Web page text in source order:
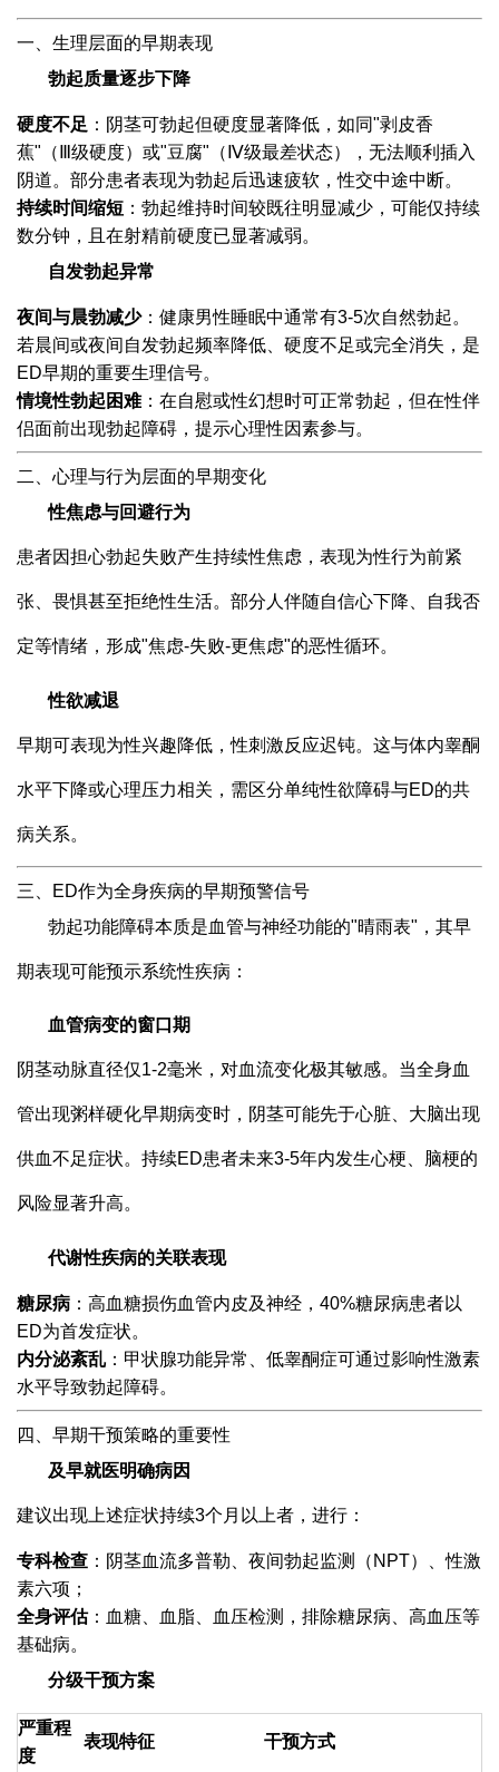
一、生理层面的早期表现
勃起质量逐步下降
硬度不足 ：阴茎可勃起但硬度显著降低，如同"剥皮香
蕉"（Ⅲ级硬度）或"豆腐"（Ⅳ级最差状态），无法顺利插入
阴道。部分患者表现为勃起后迅速疲软，性交中途中断。
持续时间缩短 ：勃起维持时间较既往明显减少，可能仅持续
数分钟，且在射精前硬度已显著减弱。
自发勃起异常
夜间与晨勃减少：健康男性睡眠中通常有3-5次自然勃起。
若晨间或夜间自发勃起频率降低、硬度不足或完全消失，是
ED早期的重要生理信号。
情境性勃起困难：在自慰或性幻想时可正常勃起，但在性伴
侣面前出现勃起障碍，提示心理性因素参与。
二、心理与行为层面的早期变化
性焦虑与回避行为
患者因担心勃起失败产生持续性焦虑，表现为性行为前紧
张、畏惧甚至拒绝性生活。部分人伴随自信心下降、自我否
定等情绪，形成"焦虑-失败-更焦虑"的恶性循环。
性欲减退
早期可表现为性兴趣降低，性刺激反应迟钝。这与体内睾酮
水平下降或心理压力相关，需区分单纯性欲障碍与ED的共
病关系。
三、ED作为全身疾病的早期预警信号
勃起功能障碍本质是血管与神经功能的"晴雨表"，其早
期表现可能预示系统性疾病：
血管病变的窗口期
阴茎动脉直径仅1-2毫米，对血流变化极其敏感。当全身血
管出现粥样硬化早期病变时，阴茎可能先于心脏、大脑出现
供血不足症状。持续ED患者未来3-5年内发生心梗、脑梗的
风险显著升高。
代谢性疾病的关联表现
糖尿病 ：高血糖损伤血管内皮及神经，40%糖尿病患者以
ED为首发症状。
内分泌紊乱 ：甲状腺功能异常、低睾酮症可通过影响性激素
水平导致勃起障碍。
四、早期干预策略的重要性
及早就医明确病因
建议出现上述症状持续3个月以上者，进行：
专科检查 ：阴茎血流多普勒、夜间勃起监测（NPT）、性激
素六项；
全身评估：血糖、血脂、血压检测，排除糖尿病、高血压等
基础病。
分级干预方案
严重程
度
表现特征 干预方式